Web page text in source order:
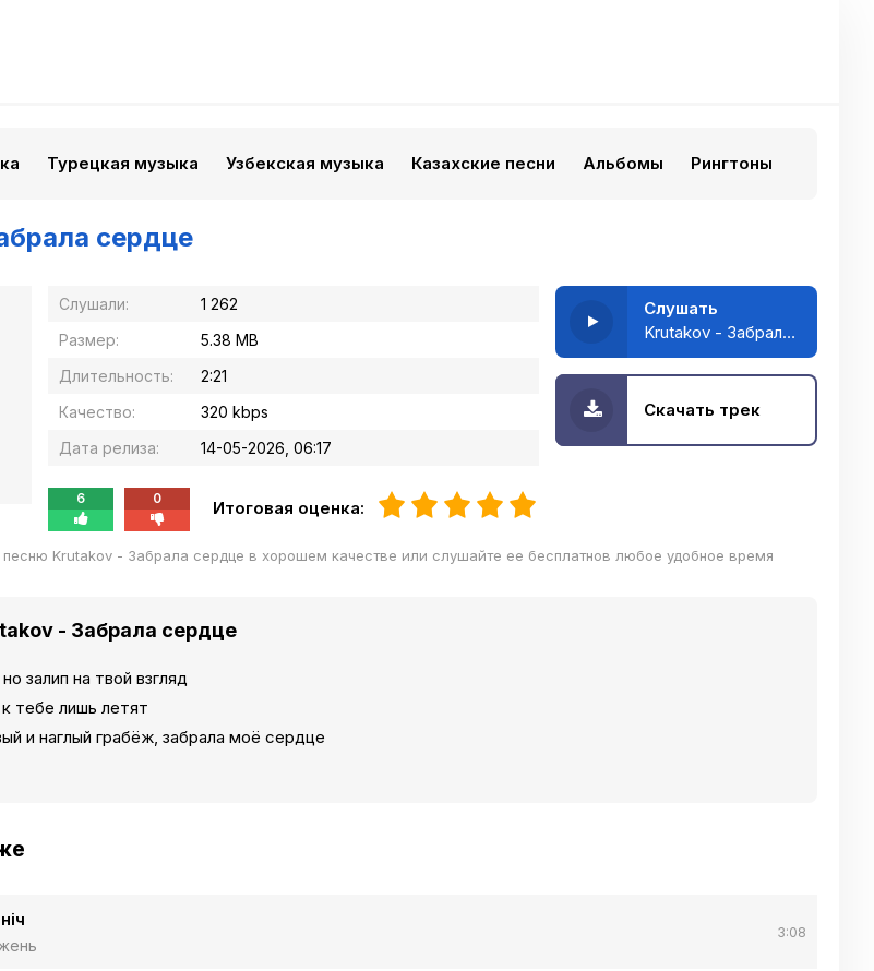
Турецкая музыка Узбекская музыка Казахские песни Альбомы Рингтоны
сердце
Слушали:
1 262
Размер:
5.38 MB
Длительность:
2:21
Качество:
320 kbps
Дата релиза:
14-05-2026, 06:17
6 0 Итоговая оценка:
Слушать
Krutakov - Забрала сердце
Скачать трек
Krutakov - Забрала сердце в хорошем качестве или слушайте ее бесплатнов любое удобное время
- Забрала сердце
залип на твой взгляд
тебе лишь летят
и наглый грабёж, забрала моё сердце
3:08